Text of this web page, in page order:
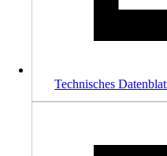
Technisches